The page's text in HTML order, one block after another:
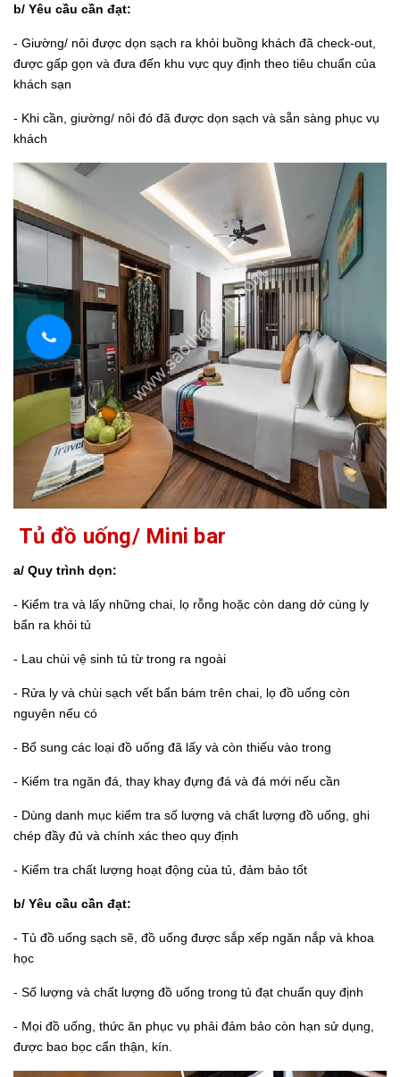
b/ Yêu cầu cần đạt:
- Giường/ nôi được dọn sạch ra khỏi buồng khách đã check-out,
được gấp gọn và đưa đến khu vực quy định theo tiêu chuẩn của
khách sạn
- Khi cần, giường/ nôi đó đã được dọn sạch và sẵn sàng phục vụ
khách
Tủ đồ uống/ Mini bar
a/ Quy trình dọn:
- Kiểm tra và lấy những chai, lọ rỗng hoặc còn dang dở cùng ly
bẩn ra khỏi tủ
- Lau chùi vệ sinh tủ từ trong ra ngoài
- Rửa ly và chùi sạch vết bẩn bám trên chai, lọ đồ uống còn
nguyên nếu có
- Bổ sung các loại đồ uống đã lấy và còn thiếu vào trong
- Kiểm tra ngăn đá, thay khay đựng đá và đá mới nếu cần
- Dùng danh mục kiểm tra số lượng và chất lượng đồ uống, ghi
chép đầy đủ và chính xác theo quy định
- Kiểm tra chất lượng hoạt động của tủ, đảm bảo tốt
b/ Yêu cầu cần đạt:
- Tủ đồ uống sạch sẽ, đồ uống được sắp xếp ngăn nắp và khoa
học
- Số lượng và chất lượng đồ uống trong tủ đạt chuẩn quy định
- Mọi đồ uống, thức ăn phục vụ phải đảm bảo còn hạn sử dụng,
được bao bọc cẩn thận, kín.